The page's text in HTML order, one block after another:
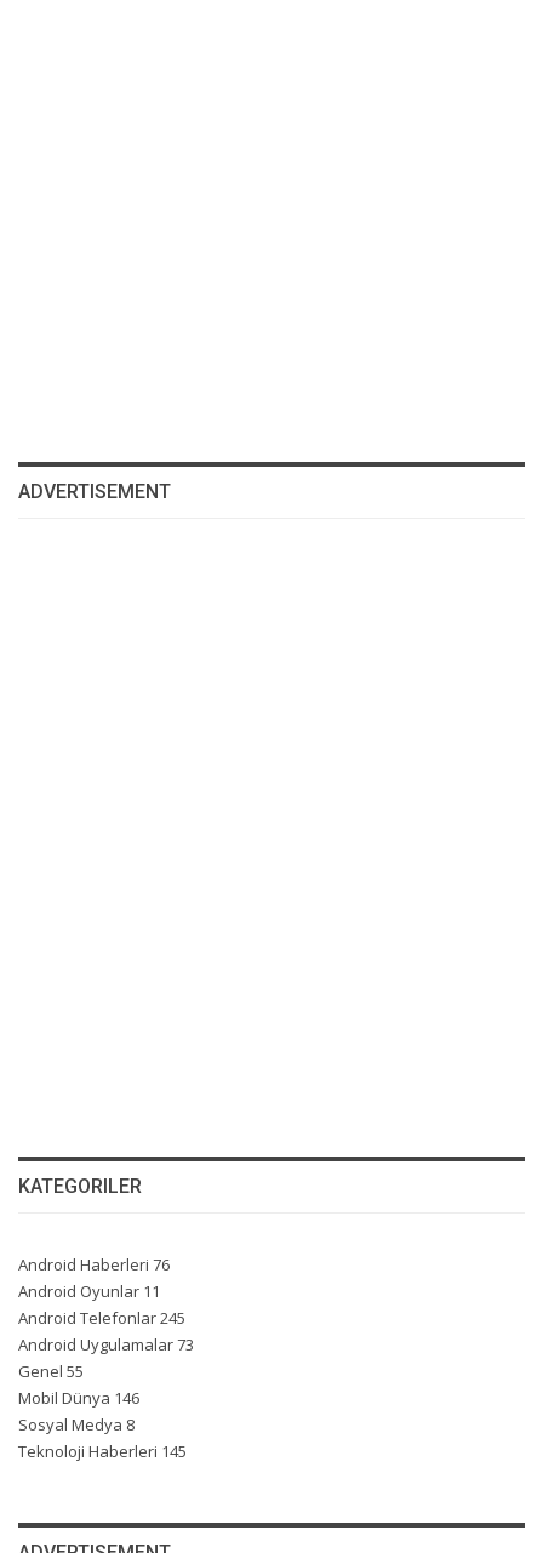
ADVERTISEMENT
KATEGORILER
Android Haberleri 76
Android Oyunlar 11
Android Telefonlar245
Android Uygulamalar73
Genel 55
Mobil Dünya 146
Sosyal Medya 8
Teknoloji Haberleri 145